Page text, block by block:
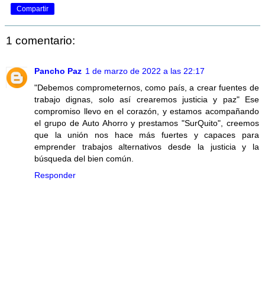
Compartir
1 comentario:
Pancho Paz 1 de marzo de 2022 a las 22:17
"Debemos comprometernos, como país, a crear fuentes de
trabajo dignas, solo así crearemos justicia y paz" Ese
compromiso llevo en el corazón, y estamos acompañando
el grupo de Auto Ahorro y prestamos "SurQuito", creemos
que la unión nos hace más fuertes y capaces para
emprender trabajos alternativos desde la justicia y la
búsqueda del bien común.
Responder